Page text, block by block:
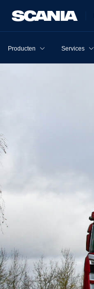
Producten Services